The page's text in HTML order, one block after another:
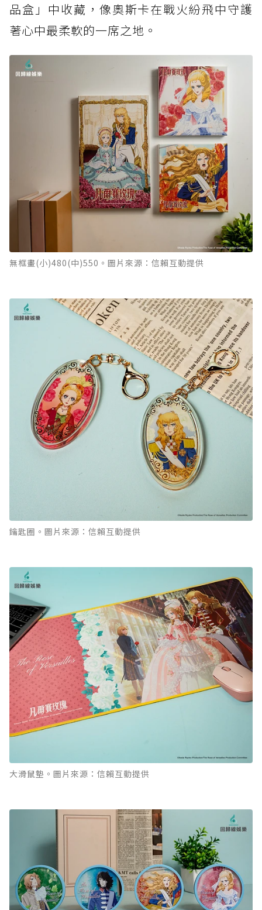
品盒」中收藏，像奧斯卡在戰火紛飛中守護
著心中最柔軟的一席之地。
無框畫(小)480(中)550。圖片來源：信賴互動提供
鑰匙圈。圖片來源：信賴互動提供
大滑鼠墊。圖片來源：信賴互動提供